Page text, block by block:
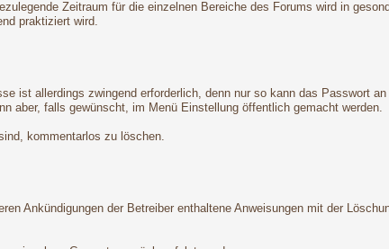
Zeitraum für die einzelnen Bereiche des Forums wird in
praktiziert wird.
ist allerdings zwingend erforderlich, denn nur so kann das Passwort
aber, falls gewünscht, im Menü Einstellung öffentlich gemacht werden.
kommentarlos zu löschen.
Ankündigungen der Betreiber enthaltene Anweisungen mit der